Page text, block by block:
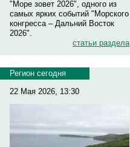
"Море зовет 2026", одного из
самых ярких событий "Морского
конгресса – Дальний Восток
2026".
статьи раздела
Регион сегодня
22 Мая 2026, 13:30